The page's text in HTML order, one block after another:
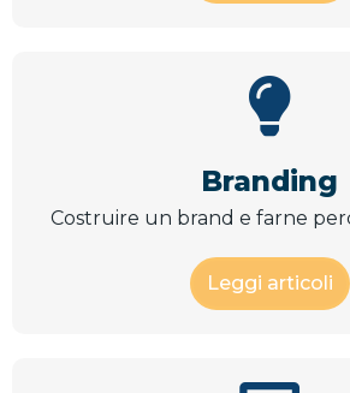
Branding
Costruire un brand e farne
Leggi articoli